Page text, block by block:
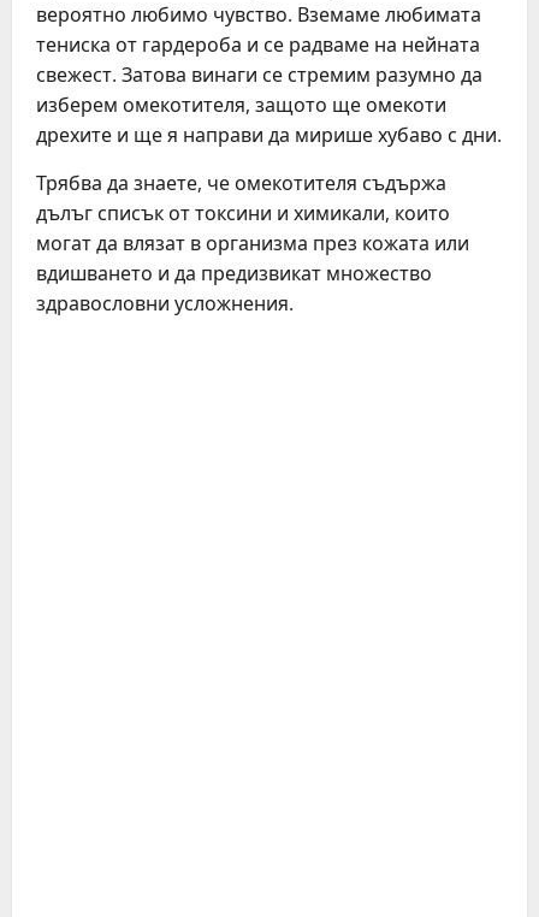
вероятно любимо чувство. Вземаме любимата
тениска от гардероба и се радваме на нейната
свежест. Затова винаги се стремим разумно да
изберем омекотителя, защото ще омекоти
дрехите и ще я направи да мирише хубаво с дни.
Трябва да знаете, че омекотителя съдържа
дълъг списък от токсини и химикали, които
могат да влязат в организма през кожата или
вдишването и да предизвикат множество
здравословни усложнения.